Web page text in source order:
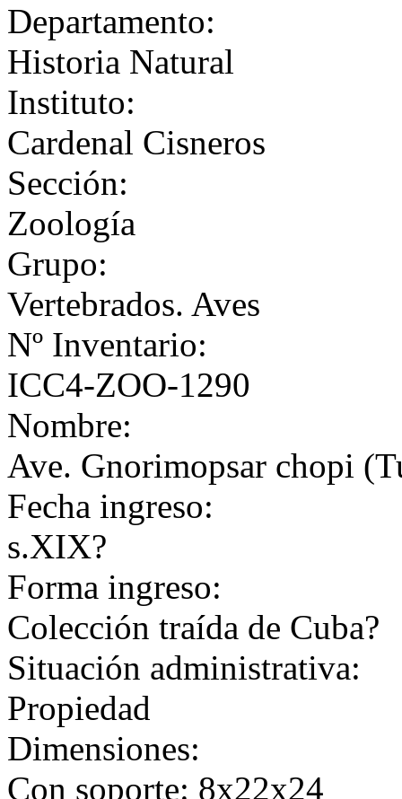
Departamento:
Historia Natural
Instituto:
Cardenal Cisneros
Sección:
Zoología
Grupo:
Vertebrados. Aves
Nº Inventario:
ICC4-ZOO-1290
Nombre:
Ave. Gnorimopsar chopi
Fecha ingreso:
s.XIX?
Forma ingreso:
Colección traída de Cuba?
Situación administrativa:
Propiedad
Dimensiones:
Con soporte: 8x22x24